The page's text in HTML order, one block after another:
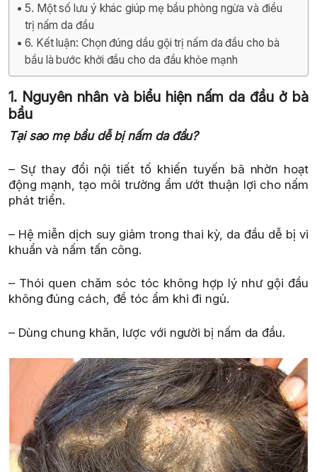
5. Một số lưu ý khác giúp mẹ bầu phòng ngừa và điều
trị nấm da đầu
6. Kết luận: Chọn đúng dầu gội trị nấm da đầu cho bà
bầu là bước khởi đầu cho da đầu khỏe mạnh
1. Nguyên nhân và biểu hiện nấm da đầu ở bà
bầu
Tại sao mẹ bầu dễ bị nấm da đầu?
– Sự thay đổi nội tiết tố khiến tuyến bã nhờn hoạt
động mạnh, tạo môi trường ẩm ướt thuận lợi cho nấm
phát triển.
– Hệ miễn dịch suy giảm trong thai kỳ, da đầu dễ bị vi
khuẩn và nấm tấn công.
– Thói quen chăm sóc tóc không hợp lý như gội đầu
không đúng cách, để tóc ẩm khi đi ngủ.
– Dùng chung khăn, lược với người bị nấm da đầu.